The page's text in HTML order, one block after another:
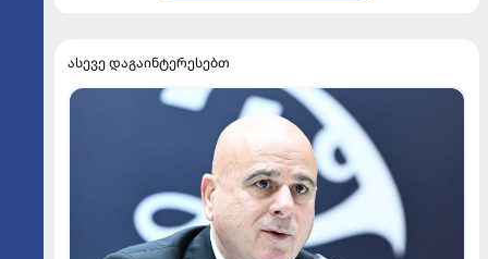
ასევე დაგაინტერესებთ